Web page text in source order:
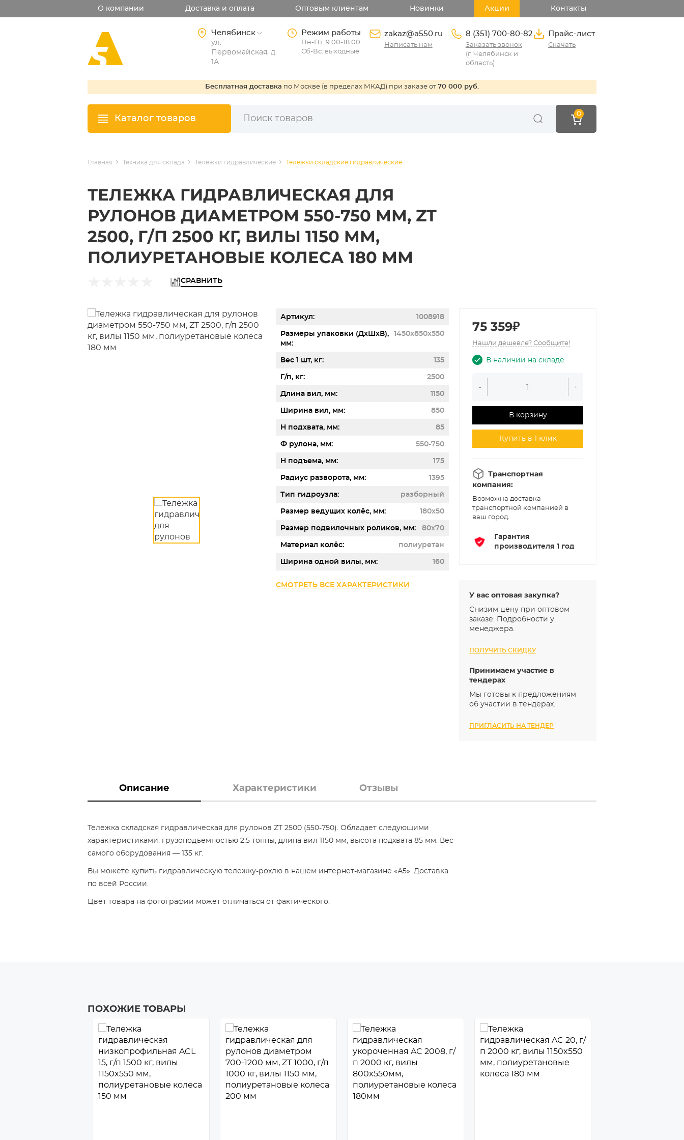
О компании Доставка и оплата Оптовым клиентам Новинки Акции Контакты
Челябинск
ул.
Первомайская, д.
1А
Режим работы
Пн-Пт: 9:00-18:00
Сб-Вс: выходные
zakaz@a550.ru
Написать нам
8 (351) 700-80-82
Заказать звонок
(г. Челябинск и
область)
Прайс-лист
Скачать
Бесплатная доставка по Москве (в пределах МКАД) при заказе от70 000 руб.
Каталог товаров
0
Главная Техника для склада Тележки гидравлические Тележки складские гидравлические
ТЕЛЕЖКА ГИДРАВЛИЧЕСКАЯ ДЛЯ
РУЛОНОВ ДИАМЕТРОМ 550-750 ММ, ZT
2500, Г/П 2500 КГ, ВИЛЫ 1150 ММ,
ПОЛИУРЕТАНОВЫЕ КОЛЕСА 180 ММ
СРАВНИТЬ
Артикул 1008918
Размеры упаковки (ДхШхВ),
мм
1450x850x550
Вес 1 шт, кг 135
Г/п, кг 2500
Длина вил, мм 1150
Ширина вил, мм 850
Н подхвата, мм 85
Ф рулона, мм 550-750
Н подъема, мм 175
Радиус разворота, мм 1395
Тип гидроузла разборный
Размер ведущих колёс, мм 180x50
Размер подвилочных роликов, мм 80x70
Материал колёс полиуретан
Ширина одной вилы, мм 160
СМОТРЕТЬ ВСЕ ХАРАКТЕРИСТИКИ
75 359₽
Нашли дешевле? Сообщите!
В наличии на складе
- +
В корзину
Купить в 1 клик
Транспортная
компания:
Возможна доставка
транспортной компанией в
ваш город.
Гарантия
производителя 1 год
У вас оптовая закупка?
Снизим цену при оптовом
заказе. Подробности у
менеджера.
ПОЛУЧИТЬ СКИДКУ
Принимаем участие в
тендерах
Мы готовы к предложениям
об участии в тендерах.
ПРИГЛАСИТЬ НА ТЕНДЕР
Описание Характеристики Отзывы
Тележка складская гидравлическая для рулонов ZT 2500 (550-750). Обладает следующими
характеристиками: грузоподъемностью 2.5 тонны, длина вил 1150 мм, высота подхвата 85 мм. Вес
самого оборудования — 135 кг.
Вы можете купить гидравлическую тележку-рохлю в нашем интернет-магазине «А5». Доставка
по всей России.
Цвет товара на фотографии может отличаться от фактического.
ПОХОЖИЕ ТОВАРЫ